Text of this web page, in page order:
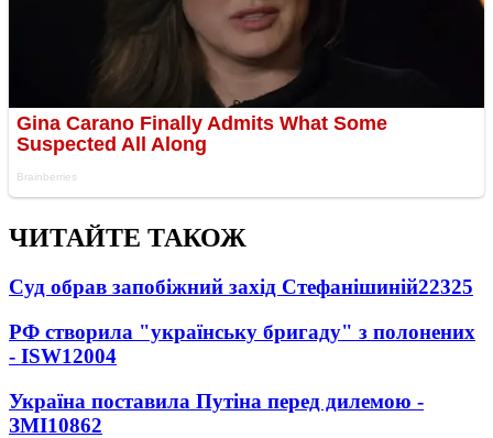
ЧИТАЙТЕ ТАКОЖ
Суд обрав запобіжний захід Стефанішиній22325
РФ створила "українську бригаду" з полонених
- ISW12004
Україна поставила Путіна перед дилемою -
ЗМІ10862